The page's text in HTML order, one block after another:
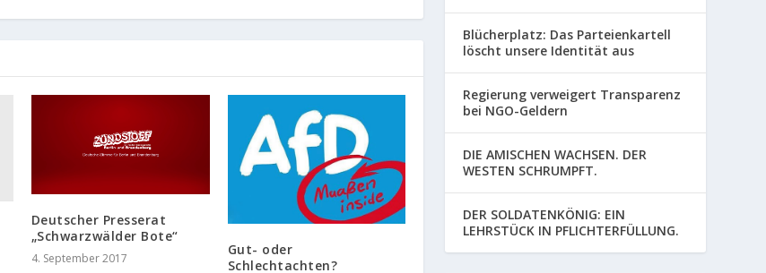
Deutscher Presserat
„Schwarzwälder Bote“
4. September 2017
Gut- oder
Schlechtachten?
Blücherplatz: Das Parteienkartell
löscht unsere Identität aus
Regierung verweigert Transparenz
bei NGO-Geldern
DIE AMISCHEN WACHSEN. DER
WESTEN SCHRUMPFT.
DER SOLDATENKÖNIG: EIN
LEHRSTÜCK IN PFLICHTERFÜLLUNG.